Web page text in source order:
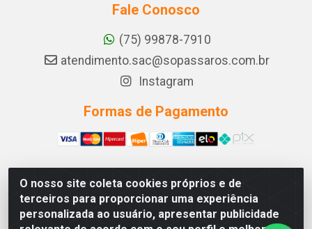
O nosso site coleta cookies próprios e de
terceiros para proporcionar uma experiência
personalizada ao usuário, apresentar publicidade
Fale Conosco
(75) 99878-7910
atendimento.sac@sopassaros.com.br
Instagram
Formas de Pagamento
A PINA DOS SANTOS DELEZZOTTE LTDA - RODOVIA BA
233, 27 - ZONA RURAL, ITABERABA/BA - CEP 46.880-
000 - CNPJ 30.578.948/0001-90